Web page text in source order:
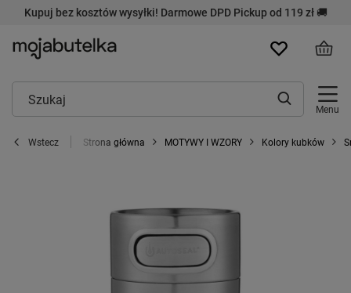
Kupuj bez kosztów wysyłki! Darmowe DPD Pickup od 119 zł 🚚
Menu
Wstecz Strona główna MOTYWY I WZORY Kolory kubków